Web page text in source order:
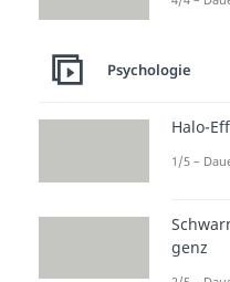
heute
Psychologie
Halo-
1/5 –
genz